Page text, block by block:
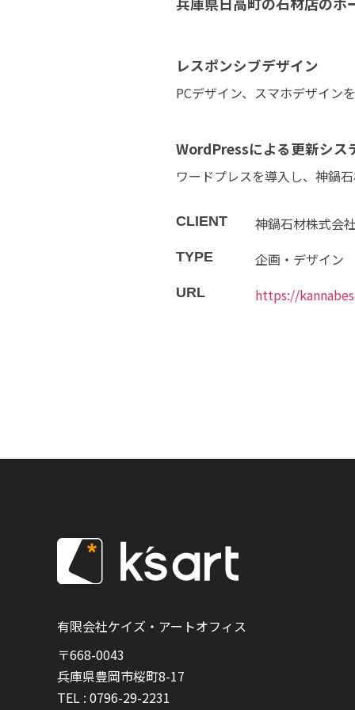
レスポンシブデザイン
PCデザイン、スマホデザイン
WordPressによる更新シス
ワードプレスを導入し、神鍋
CLIENT 神鍋石材株式会
TYPE 企画・デザイン
URL https://
有限会社ケイズ・アートオフィス
〒668-0043
兵庫県豊岡市桜町8-17
TEL : 0796-29-2231